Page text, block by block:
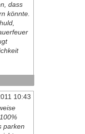
dass
könnte.
10:43
parken